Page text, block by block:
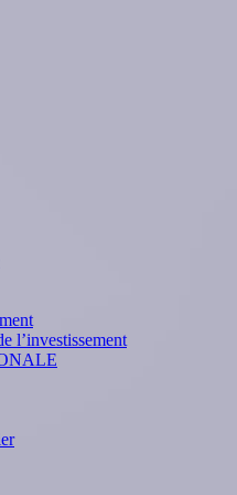
l’investissement